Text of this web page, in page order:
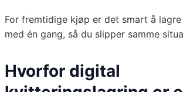
For fremtidige kjøp er det smart å
med én gang, så du slipper samme
Hvorfor digital